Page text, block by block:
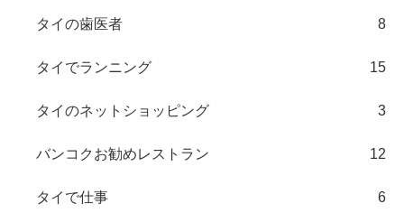
タイの歯医者 8
タイでランニング 15
タイのネットショッピング 3
バンコクお勧めレストラン 12
タイで仕事 6